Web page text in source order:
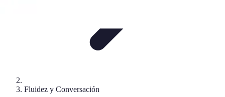
Fluidez y Conversación